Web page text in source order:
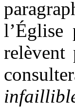
relèvent